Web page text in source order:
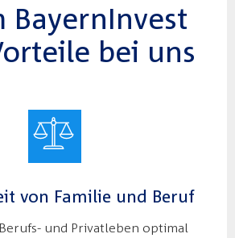
BayernInvest
bei uns
von Familie und Beruf
und Privatleben optimal